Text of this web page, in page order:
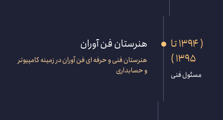
( 1394 تا
1395 )
مسئول فنی
هنرستان فن آوران
هنرستان فنی و حرفه ای فن آوران در زمینه کامپیوتر
و حسابداری